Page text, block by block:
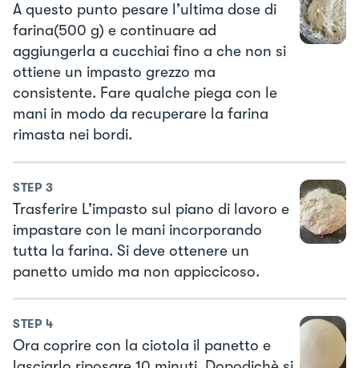
A questo punto pesare l’ultima dose di
farina(500 g) e continuare ad
aggiungerla a cucchiai fino a che non si
ottiene un impasto grezzo ma
consistente. Fare qualche piega con le
mani in modo da recuperare la farina
rimasta nei bordi.
STEP 3
Trasferire L’impasto sul piano di lavoro e
impastare con le mani incorporando
tutta la farina. Si deve ottenere un
panetto umido ma non appiccicoso.
STEP 4
Ora coprire con la ciotola il panetto e